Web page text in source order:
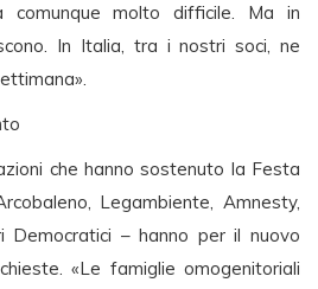
molto difficile. Ma in
In Italia, tra i nostri soci, ne
che hanno sostenuto la Festa
Legambiente, Amnesty,
Democratici – hanno per il nuovo
«Le famiglie omogenitoriali